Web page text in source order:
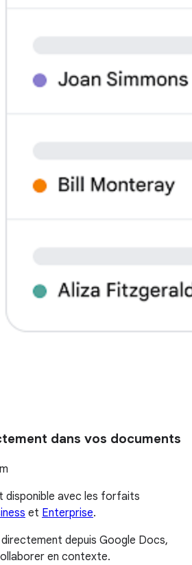
dans vos documents
avec les forfaits
et Enterprise.
depuis Google Docs,
en contexte.